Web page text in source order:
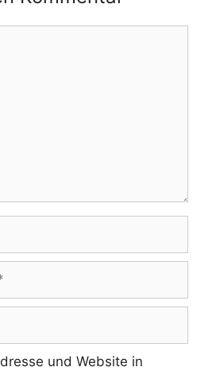
und Website in